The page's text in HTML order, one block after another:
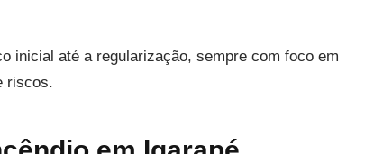
inicial até a regularização, sempre com foco em
riscos.